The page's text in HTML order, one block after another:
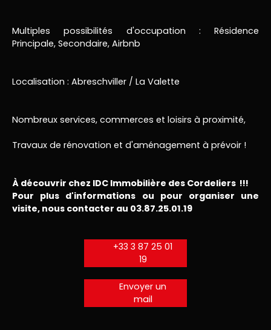
Multiples possibilités d'occupation : Résidence
Principale, Secondaire, Airbnb
Localisation : Abreschviller / La Valette
Nombreux services, commerces et loisirs à proximité,
Travaux de rénovation et d'aménagement à prévoir !
À découvrir chez IDC Immobilière des Cordeliers !!!
Pour plus d'informations ou pour organiser une
visite, nous contacter au 03.87.25.01.19
+33 3 87 25 01
19
Envoyer un
mail